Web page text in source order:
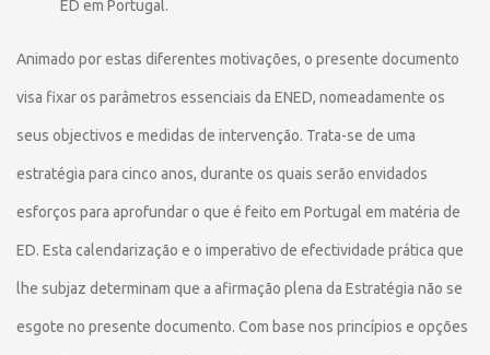
ED em Portugal.
Animado por estas diferentes motivações, o presente documento
visa fixar os parâmetros essenciais da ENED, nomeadamente os
seus objectivos e medidas de intervenção. Trata-se de uma
estratégia para cinco anos, durante os quais serão envidados
esforços para aprofundar o que é feito em Portugal em matéria de
ED. Esta calendarização e o imperativo de efectividade prática que
lhe subjaz determinam que a afirmação plena da Estratégia não se
esgote no presente documento. Com base nos princípios e opções